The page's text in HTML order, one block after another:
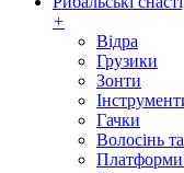
+
Відра
Грузики
Зонти
Гачки
Волосінь
Платформи